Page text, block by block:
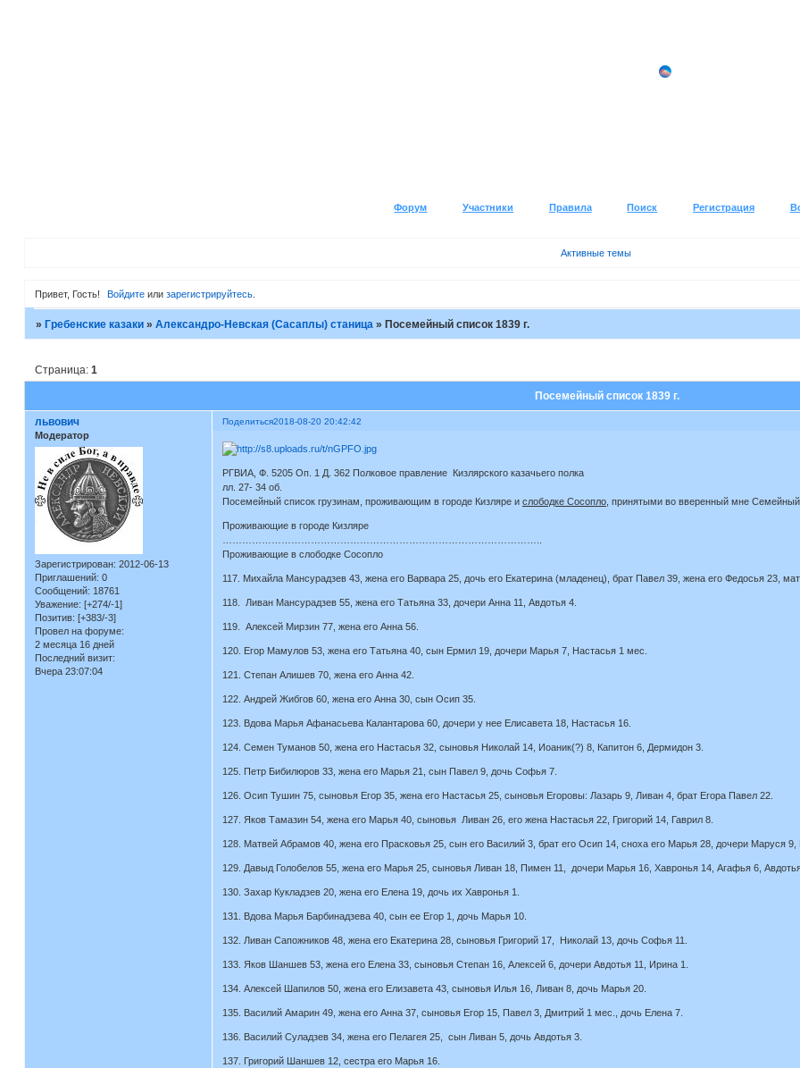
Форум Участники Правила Поиск Регистрация
Активные темы
Привет, Гость! Войдите илизарегистрируйтесь
» Гребенские казаки » Александро-Невская (Сасаплы) станица » Посемейный список 1839 г.
Посемейный список 1839 г.
Страница: 1
Поделиться2018-08-20 20:42:42
львович
Модератор
Зарегистрирован: 2012-06-13
Приглашений: 0
Сообщений: 18761
Уважение: [+274/-1]
Позитив: [+383/-3]
Провел на форуме:
2 месяца 16 дней
Последний визит:
Вчера 23:07:04
РГВИА, Ф. 5205 Оп. 1 Д. 362 Полковое правление Кизлярского казачьего полка
лл. 27- 34 об.
Посемейный список грузинам, проживающим в городе Кизляре и слободке Сосопло, принятыми во вверенный мне Семейный
Проживающие в городе Кизляре
Проживающие в слободке Сосопло
117. Михайла Мансурадзев 43, жена его Варвара 25, дочь его Екатерина (младенец), брат Павел 39, жена его Федосья 23,
118. Ливан Мансурадзев 55, жена его Татьяна 33, дочери Анна 11, Авдотья 4.
119. Алексей Мирзин 77, жена его Анна 56.
120. Егор Мамулов 53, жена его Татьяна 40, сын Ермил 19, дочери Марья 7, Настасья 1 мес.
121. Степан Алишев 70, жена его Анна 42.
122. Андрей Жибгов 60, жена его Анна 30, сын Осип 35.
123. Вдова Марья Афанасьева Калантарова 60, дочери у нее Елисавета 18, Настасья 16.
124. Семен Туманов 50, жена его Настасья 32, сыновья Николай 14, Иоаник(?) 8, Капитон 6, Дермидон 3.
125. Петр Бибилюров 33, жена его Марья 21, сын Павел 9, дочь Софья 7.
126. Осип Тушин 75, сыновья Егор 35, жена его Настасья 25, сыновья Егоровы: Лазарь 9, Ливан 4, брат Егора Павел 22.
127. Яков Тамазин 54, жена его Марья 40, сыновья Ливан 26, его жена Настасья 22, Григорий 14, Гаврил 8.
128. Матвей Абрамов 40, жена его Прасковья 25, сын его Василий 3, брат его Осип 14, сноха его Марья 28, дочери Маруся
129. Давыд Голобелов 55, жена его Марья 25, сыновья Ливан 18, Пимен 11, дочери Марья 16, Хавронья 14, Агафья 6,
130. Захар Кукладзев 20, жена его Елена 19, дочь их Хавронья 1.
131. Вдова Марья Барбинадзева 40, сын ее Егор 1, дочь Марья 10.
132. Ливан Сапожников 48, жена его Екатерина 28, сыновья Григорий 17, Николай 13, дочь Софья 11.
133. Яков Шаншев 53, жена его Елена 33, сыновья Степан 16, Алексей 6, дочери Авдотья 11, Ирина 1.
134. Алексей Шапилов 50, жена его Елизавета 43, сыновья Илья 16, Ливан 8, дочь Марья 20.
135. Василий Амарин 49, жена его Анна 37, сыновья Егор 15, Павел 3, Дмитрий 1 мес., дочь Елена 7.
136. Василий Суладзев 34, жена его Пелагея 25, сын Ливан 5, дочь Авдотья 3.
137. Григорий Шаншев 12, сестра его Марья 16.